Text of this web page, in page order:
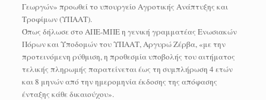
Γεωργών» προωθεί το υπουργείο Αγροτικής Ανάπτυξης και
Τροφίμων (ΥΠΑΑΤ).
Όπως δήλωσε στο ΑΠΕ-ΜΠΕ η γενική γραμματέας Ενωσιακών
Πόρων και Υποδομών του ΥΠΑΑΤ, Αργυρώ Ζέρβα, «με την
προτεινόμενη ρύθμιση, η προθεσμία υποβολής του αιτήματος
τελικής πληρωμής παρατείνεται έως τη συμπλήρωση 4 ετών
και 8 μηνών από την ημερομηνία έκδοσης της απόφασης
ένταξης κάθε δικαιούχου».